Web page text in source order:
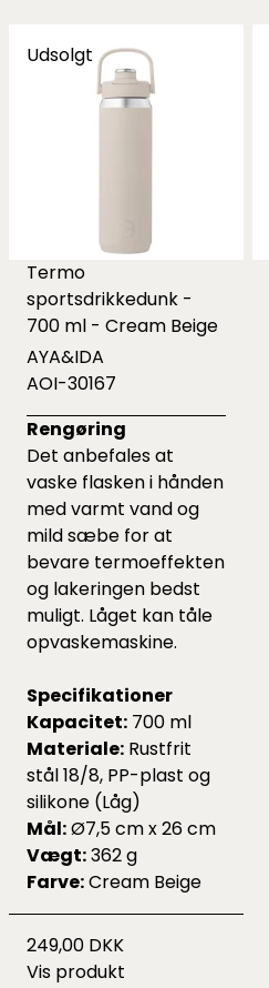
Udsolgt
Termo
sportsdrikkedunk -
700 ml - Cream Beige
AYA&IDA
AOI-30167
Rengøring
Det anbefales at
vaske flasken i hånden
med varmt vand og
mild sæbe for at
bevare termoeffekten
og lakeringen bedst
muligt. Låget kan tåle
opvaskemaskine.
Specifikationer
Kapacitet: 700 ml
Materiale: Rustfrit
stål 18/8, PP-plast og
silikone (Låg)
Mål:Ø7,5 cm x 26 cm
Vægt:362 g
Farve:Cream Beige
249,00 DKK
Vis produkt